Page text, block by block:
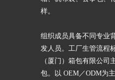
样。
组织成员具备不同专业
发人员。工厂生管流程
（厦门）箱包有限公
包。以 OEM／ODM为